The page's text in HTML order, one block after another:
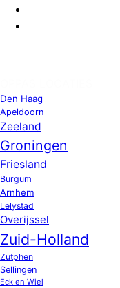
Den Haag
Apeldoorn
Zeeland
Groningen
Friesland
Burgum
Arnhem
Lelystad
Overijssel
Zuid-Holland
Zutphen
Sellingen
Eck en Wiel